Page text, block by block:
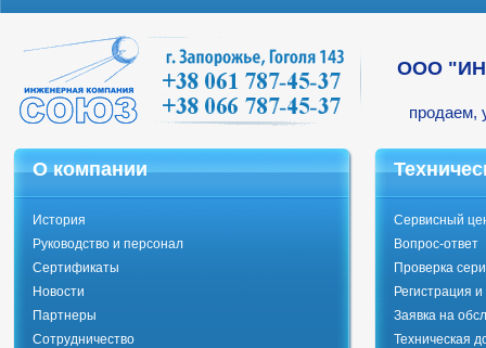
ООО
продаем,
О компании
История
Руководство и персонал
Сертификаты
Новости
Партнеры
Сотрудничество
Сервисный
Вопрос-ответ
Проверка
Регистрация
Заявка на
Техническая